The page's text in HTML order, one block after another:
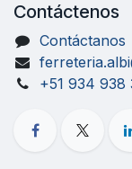
Contáctenos
Contáctanos
+51 934 938